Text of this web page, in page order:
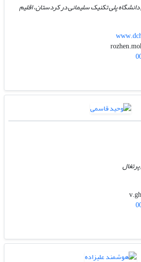
پلی تکنیک سلیمانی در کردستان، اقلیم